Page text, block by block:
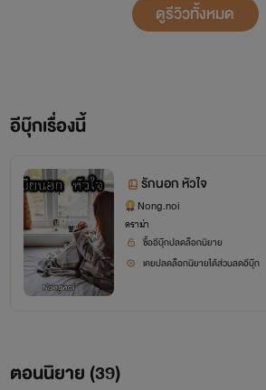
ใหญ่ของประเทศไทย
พลอยไพลิน มหานที (พลอย) เด็กที่
ดูรีวิวทั้งหมด
อีบุ๊กเรื่องนี้
รักนอก หัวใจ
Nong.noi
ดราม่า
ซื้ออีบุ๊กปลดล็อกนิยาย
เคยปลดล็อกนิยายได้ส่วนลดอีบุ๊ก
ตอนนิยาย (39)